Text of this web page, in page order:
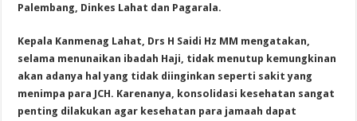
Palembang, Dinkes Lahat dan Pagarala.
Kepala Kanmenag Lahat, Drs H Saidi Hz MM mengatakan,
selama menunaikan ibadah Haji, tidak menutup kemungkinan
akan adanya hal yang tidak diinginkan seperti sakit yang
menimpa para JCH. Karenanya, konsolidasi kesehatan sangat
penting dilakukan agar kesehatan para jamaah dapat